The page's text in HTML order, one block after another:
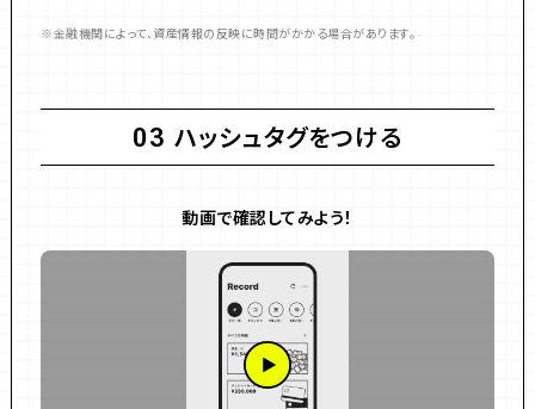
金融機関によって、資産情報の反映に時間がかかる場合があります。
03 ハッシュタグをつける
動画で確認してみよう！